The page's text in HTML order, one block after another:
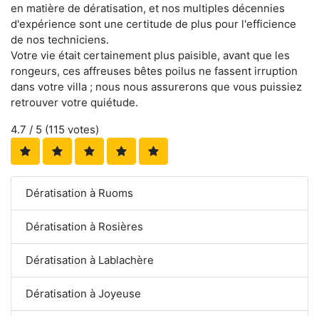
en matière de dératisation, et nos multiples décennies
d'expérience sont une certitude de plus pour l'efficience
de nos techniciens.
Votre vie était certainement plus paisible, avant que les
rongeurs, ces affreuses bêtes poilus ne fassent irruption
dans votre villa ; nous nous assurerons que vous puissiez
retrouver votre quiétude.
4.7 / 5 (115 votes)
Dératisation à Ruoms
Dératisation à Rosières
Dératisation à Lablachère
Dératisation à Joyeuse